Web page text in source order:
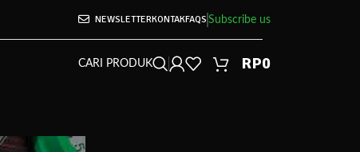
NEWSLETTERKONTAKFAQS Subscribe us
CARI PRODUK RP0